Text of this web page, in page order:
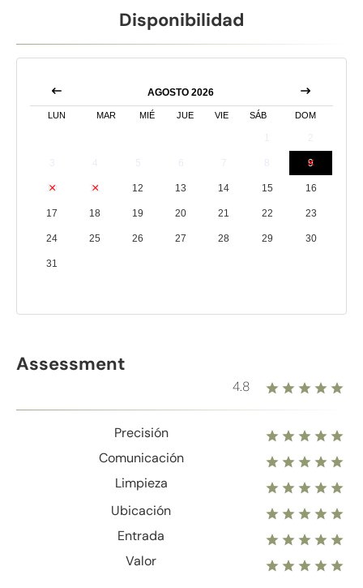
Disponibilidad
AGOSTO 2026
LUN MAR MIÉ JUE VIE SÁB DOM
9
10 11 12 13 14 15 16
17 18 19 20 21 22 23
24 25 26 27 28 29 30
31
Assessment
4.8
Precisión
Comunicación
Limpieza
Ubicación
Entrada
Valor